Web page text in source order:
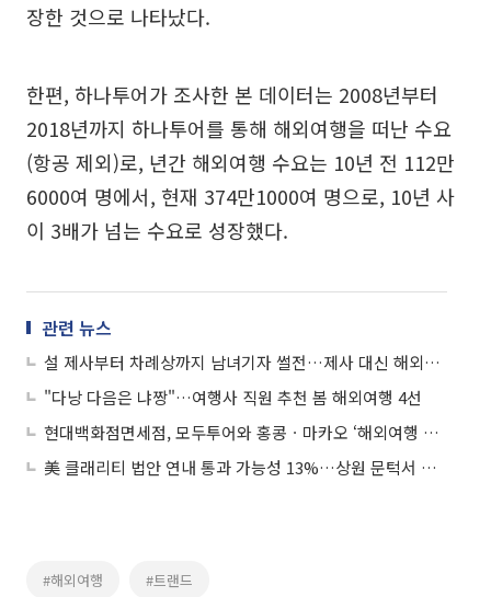
장한 것으로 나타났다.
한편, 하나투어가 조사한 본 데이터는 2008년부터
2018년까지 하나투어를 통해 해외여행을 떠난 수요
(항공 제외)로, 년간 해외여행 수요는 10년 전 112만
6000여 명에서, 현재 374만1000여 명으로, 10년 사
이 3배가 넘는 수요로 성장했다.
관련 뉴스
설 제사부터 차례상까지 남녀기자 썰전…제사 대신 해외여행 안돼?
"다낭 다음은 냐짱"…여행사 직원 추천 봄 해외여행 4선
현대백화점면세점, 모두투어와 홍콩ㆍ마카오 ‘해외여행 체험단’ 모집
美 클래리티 법안 연내 통과 가능성 13%…상원 문턱서 제동
#해외여행 #트랜드